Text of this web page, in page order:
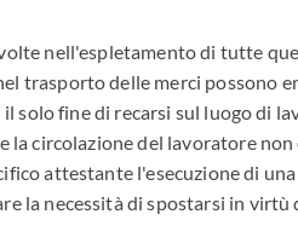
nell'espletamento di tutte
trasporto delle merci possono
solo fine di recarsi sul luogo di
la circolazione del lavoratore
attestante l'esecuzione di
la necessità di spostarsi in virtù